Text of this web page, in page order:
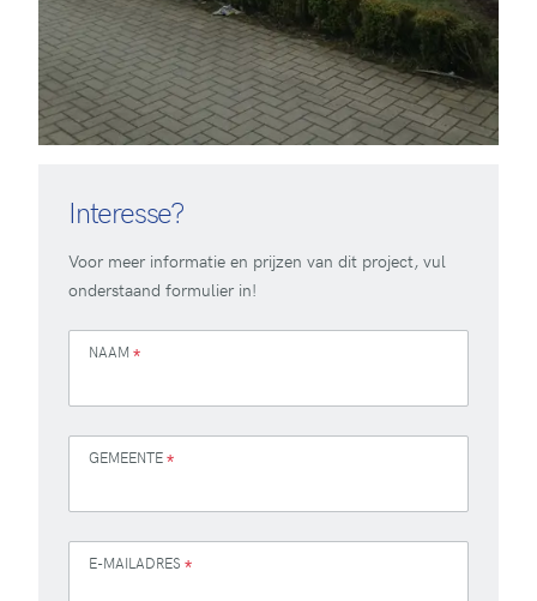
Interesse?
Voor meer informatie en prijzen van dit project, vul
onderstaand formulier in!
NAAM *
GEMEENTE*
E-MAILADRES *